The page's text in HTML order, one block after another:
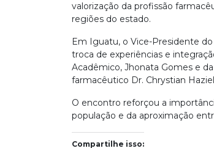
valorização da profissão
regiões do estado.
Em Iguatu, o Vice-Presidente
troca de experiências e
Acadêmico, Jhonata Gomes e
farmacêutico Dr. Chrystian
O encontro reforçou a
população e da aproximação
Compartilhe isso: